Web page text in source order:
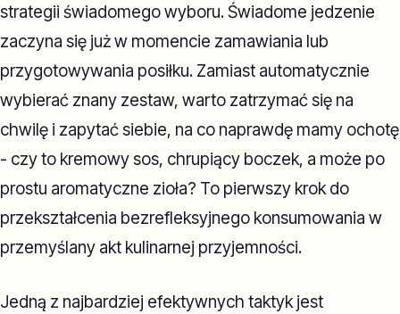
strategii świadomego wyboru. Świadome jedzenie
zaczyna się już w momencie zamawiania lub
przygotowywania posiłku. Zamiast automatycznie
wybierać znany zestaw, warto zatrzymać się na
chwilę i zapytać siebie, na co naprawdę mamy ochotę
- czy to kremowy sos, chrupiący boczek, a może po
prostu aromatyczne zioła? To pierwszy krok do
przekształcenia bezrefleksyjnego konsumowania w
przemyślany akt kulinarnej przyjemności.
Jedną z najbardziej efektywnych taktyk jest